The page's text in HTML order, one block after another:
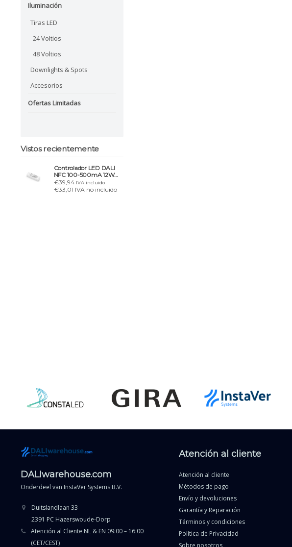
Iluminación
Tiras LED
24 Voltios
48 Voltios
Downlights & Spots
Accesorios
Ofertas Limitadas
Vistos recientemente
Controlador LED DALI
NFC 100-500mA 12W
230V Corriente
Constante 2 Canales
€39,94 IVA incluido
€33,01 IVA no incluido
DALIwarehouse.com
Onderdeel van InstaVer Systems B.V.
Duitslandlaan 33
2391 PC Hazerswoude-Dorp
Atención al Cliente NL & EN 09:00 – 16:00
(CET/CEST)
Atención al cliente
Atención al cliente
Métodos de pago
Envío y devoluciones
Garantía y Reparación
Términos y condiciones
Política de Privacidad
Sobre nosotros